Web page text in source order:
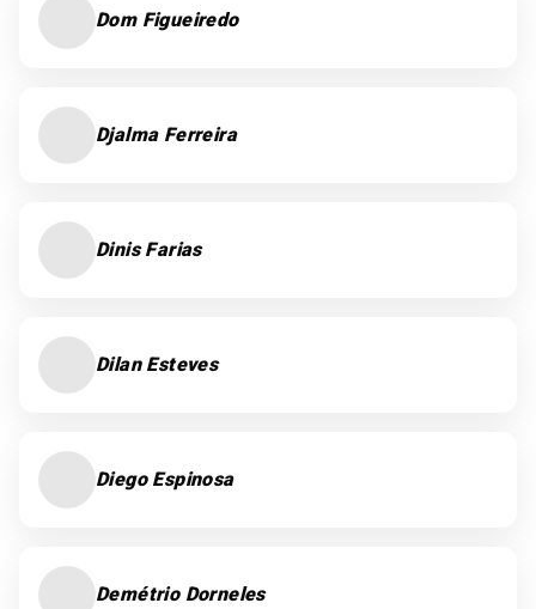
Dom Figueiredo
Djalma Ferreira
Dinis Farias
Dilan Esteves
Diego Espinosa
Demétrio Dorneles